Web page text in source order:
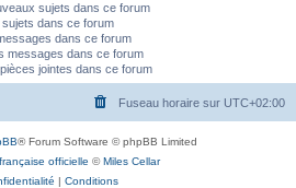
sujets dans ce forum
dans ce forum
dans ce forum
messages dans ce forum
jointes dans ce forum
Fuseau horaire sur UTC+02:00
® Forum Software © phpBB Limited
officielle ©Miles Cellar
| Conditions